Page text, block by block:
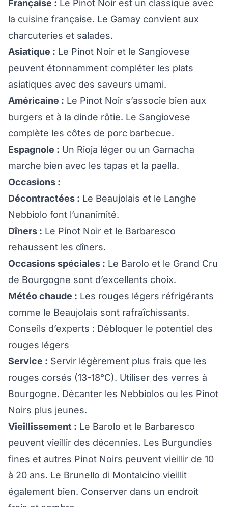
Française : Le Pinot Noir est un classique avec
la cuisine française. Le Gamay convient aux
charcuteries et salades.
Asiatique : Le Pinot Noir et le Sangiovese
peuvent étonnamment compléter les plats
asiatiques avec des saveurs umami.
Américaine : Le Pinot Noir s’associe bien aux
burgers et à la dinde rôtie. Le Sangiovese
complète les côtes de porc barbecue.
Espagnole : Un Rioja léger ou un Garnacha
marche bien avec les tapas et la paella.
Occasions :
Décontractées : Le Beaujolais et le Langhe
Nebbiolo font l’unanimité.
Dîners : Le Pinot Noir et le Barbaresco
rehaussent les dîners.
Occasions spéciales : Le Barolo et le Grand Cru
de Bourgogne sont d’excellents choix.
Météo chaude : Les rouges légers réfrigérants
comme le Beaujolais sont rafraîchissants.
Conseils d’experts : Débloquer le potentiel des
rouges légers
Service : Servir légèrement plus frais que les
rouges corsés (13-18°C). Utiliser des verres à
Bourgogne. Décanter les Nebbiolos ou les Pinot
Noirs plus jeunes.
Vieillissement : Le Barolo et le Barbaresco
peuvent vieillir des décennies. Les Burgundies
fines et autres Pinot Noirs peuvent vieillir de 10
à 20 ans. Le Brunello di Montalcino vieillit
également bien. Conserver dans un endroit